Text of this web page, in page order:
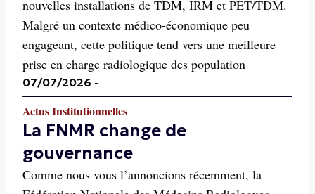
nouvelles installations de TDM, IRM et PET/TDM.
Malgré un contexte médico-économique peu
engageant, cette politique tend vers une meilleure
prise en charge radiologique des population
07/07/2026 -
Actus Institutionnelles
La FNMR change de
gouvernance
Comme nous vous l’annoncions récemment, la